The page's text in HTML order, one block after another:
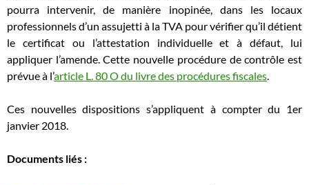
pourra intervenir, de manière inopinée, dans les locaux
professionnels d’un assujetti à la TVA pour vérifier qu’il détient
le certificat ou l’attestation individuelle et à défaut, lui
appliquer l’amende. Cette nouvelle procédure de contrôle est
prévue à l’article L. 80 O du livre des procédures fiscales.
Ces nouvelles dispositions s’appliquent à compter du 1er
janvier 2018.
Documents liés :